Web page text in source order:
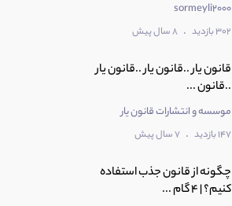
sormeyli2000
302 بازدید . 8 سال پیش
قانون یار ..قانون یار ..قانون یار
..قانون ...
موسسه و انتشارات قانون یار
147 بازدید . 7 سال پیش
چگونه از قانون جذب استفاده
کنیم؟ | 4 گام ...